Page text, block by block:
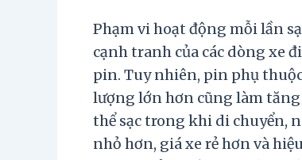
Phạm vi hoạt động mỗi lần
cạnh tranh của các dòng xe
pin. Tuy nhiên, pin phụ
lượng lớn hơn cũng làm
thể sạc trong khi di chuyển,
nhỏ hơn, giá xe rẻ hơn và